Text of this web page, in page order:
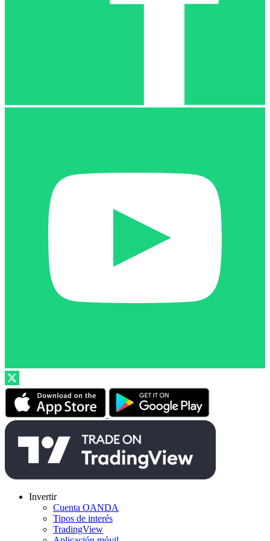
Invertir
Cuenta OANDA
Tipos de interés
TradingView